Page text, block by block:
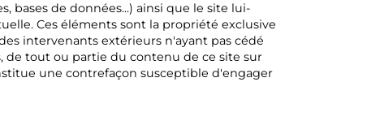
bases de données...) ainsi que le site lui-
Ces éléments sont la propriété exclusive
intervenants extérieurs n'ayant pas cédé
de tout ou partie du contenu de ce site sur
une contrefaçon susceptible d'engager